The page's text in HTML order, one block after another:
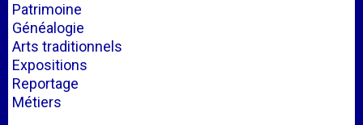
Patrimoine
Généalogie
Arts traditionnels
Expositions
Reportage
Métiers